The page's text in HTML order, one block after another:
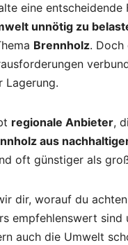
eine entscheidende
unnötig zu
Brennholz. Doch
Lagerung.
regionale Anbieter,
aus
oft günstiger als
dir, worauf du
empfehlenswert
auch die Umwelt